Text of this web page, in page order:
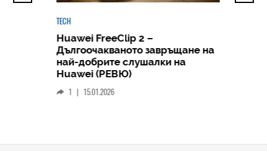
TECH
Huawei FreeClip 2 –
Дългоочакваното завръщане на
най-добрите слушалки на
Huawei (РЕВЮ)
1 15.01.2026